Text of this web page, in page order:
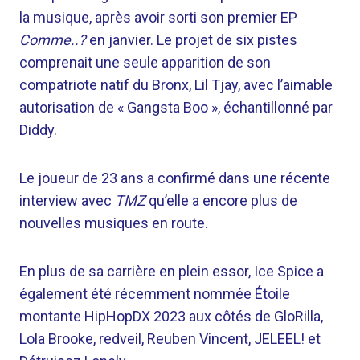
la musique, après avoir sorti son premier EP
Comme..?en janvier. Le projet de six pistes
comprenait une seule apparition de son
compatriote natif du Bronx, Lil Tjay, avec l’aimable
autorisation de « Gangsta Boo », échantillonné par
Diddy.
Le joueur de 23 ans a confirmé dans une récente
interview avec TMZqu’elle a encore plus de
nouvelles musiques en route.
En plus de sa carrière en plein essor, Ice Spice a
également été récemment nommée Étoile
montante HipHopDX 2023 aux côtés de GloRilla,
Lola Brooke, redveil, Reuben Vincent, JELEEL! et